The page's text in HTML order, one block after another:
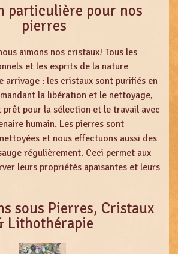
particulière pour nos
pierres
aimons nos cristaux! Tous les
et les esprits de la nature
arrivage : les cristaux sont purifiés en
la libération et le nettoyage,
pour la sélection et le travail avec
humain. Les pierres sont
et nous effectuons aussi des
régulièrement. Ceci permet aux
leurs propriétés apaisantes et leurs
sous Pierres, Cristaux
Lithothérapie